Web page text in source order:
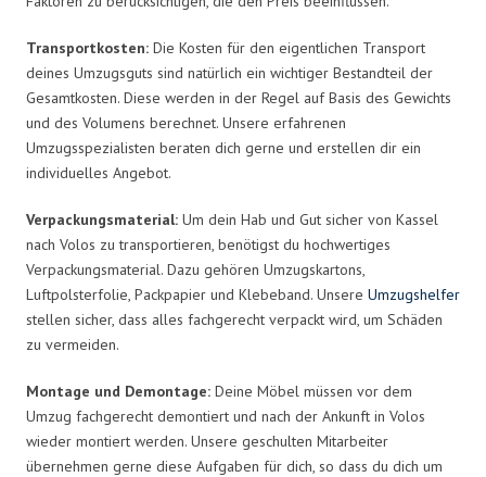
Transportkosten: Die Kosten für den eigentlichen Transport
deines Umzugsguts sind natürlich ein wichtiger Bestandteil der
Gesamtkosten. Diese werden in der Regel auf Basis des Gewichts
und des Volumens berechnet. Unsere erfahrenen
Umzugsspezialisten beraten dich gerne und erstellen dir ein
individuelles Angebot.
Verpackungsmaterial: Um dein Hab und Gut sicher von Kassel
nach Volos zu transportieren, benötigst du hochwertiges
Verpackungsmaterial. Dazu gehören Umzugskartons,
Luftpolsterfolie, Packpapier und Klebeband. Unsere Umzugshelfer
stellen sicher, dass alles fachgerecht verpackt wird, um Schäden
zu vermeiden.
Montage und Demontage: Deine Möbel müssen vor dem
Umzug fachgerecht demontiert und nach der Ankunft in Volos
wieder montiert werden. Unsere geschulten Mitarbeiter
übernehmen gerne diese Aufgaben für dich, so dass du dich um